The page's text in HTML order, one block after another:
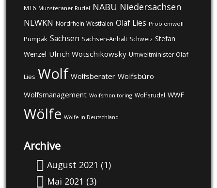
MT6 Munsteraner Rudel NABU Niedersachsen
NLWKN Nordrhein-Westfalen Olaf Lies Problemwolf
Pumpak Sachsen Sachsen-Anhalt Schweiz Stefan
Wenzel Ulrich Wotschikowsky Umweltminister Olaf
Lies Wolf Wolfsberater Wolfsbüro
Wolfsmanagement Wolfsmonitoring Wolfsrudel WWF
Wölfe Wölfe in Deutschland
Archive
August 2021 (1)
Mai 2021 (3)